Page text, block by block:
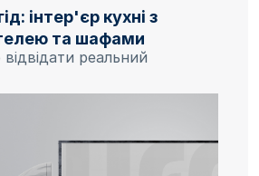
інтер'єр кухні з
та шафами
реальний